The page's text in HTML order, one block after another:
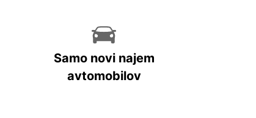
Samo novi najem
avtomobilov